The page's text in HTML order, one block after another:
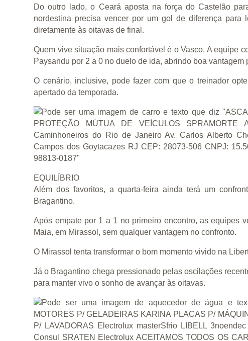
Do outro lado, o Ceará aposta na força do Castelão
nordestina precisa vencer por um gol de diferença
diretamente às oitavas de final.
Quem vive situação mais confortável é o Vasco. A equipe
Paysandu por 2 a 0 no duelo de ida, abrindo boa vantagem
O cenário, inclusive, pode fazer com que o treinador
apertado da temporada.
EQUILÍBRIO
Além dos favoritos, a quarta-feira ainda terá um
Bragantino.
Após empate por 1 a 1 no primeiro encontro, as equipes
Maia, em Mirassol, sem qualquer vantagem no confronto.
O Mirassol tenta transformar o bom momento vivido na
Já o Bragantino chega pressionado pelas oscilações
para manter vivo o sonho de avançar às oitavas.